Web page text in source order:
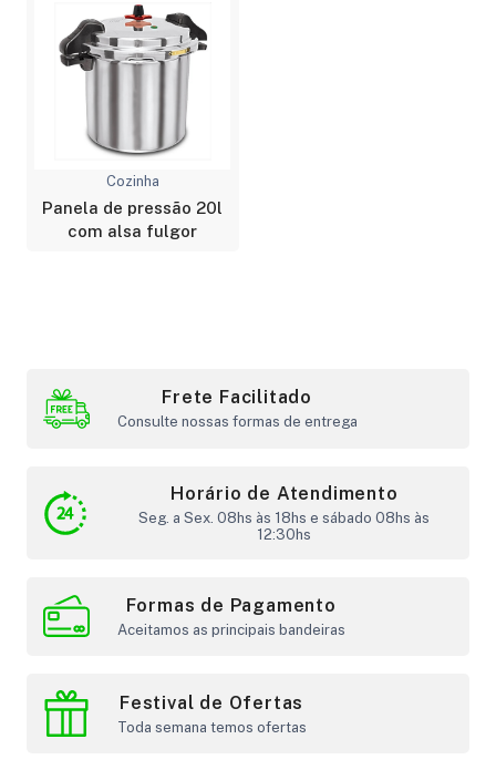
Cozinha
Panela de pressão 20l
com alsa fulgor
Frete Facilitado
Consulte nossas formas de entrega
Horário de Atendimento
Seg. a Sex. 08hs às 18hs e sábado 08hs às
12:30hs
Formas de Pagamento
Aceitamos as principais bandeiras
Festival de Ofertas
Toda semana temos ofertas